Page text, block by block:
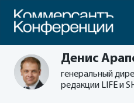
Денис
генеральный
редакции LIFE и